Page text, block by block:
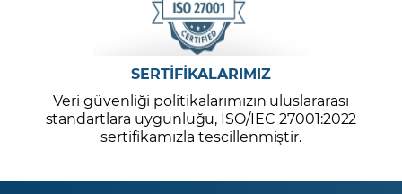
SERTİFİKALARIMIZ
Veri güvenliği politikalarımızın uluslararası
standartlara uygunluğu, ISO/IEC 27001:2022
sertifikamızla tescillenmiştir.